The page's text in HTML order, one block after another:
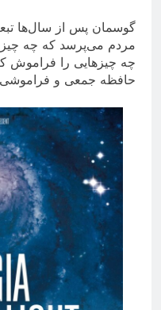
گوسمان پس از سال‌ها
مردم می‌پرسد که چه
چه چیزهایی را فراموش
حافظه جمعی و